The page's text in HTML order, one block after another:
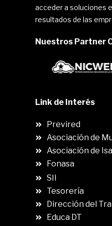
acceder a soluciones
resultados de las
Nuestros Partner
Link de Interés
Previred
Asociación de
Asociación de
Fonasa
SII
Tesorería
Dirección del
Educa DT